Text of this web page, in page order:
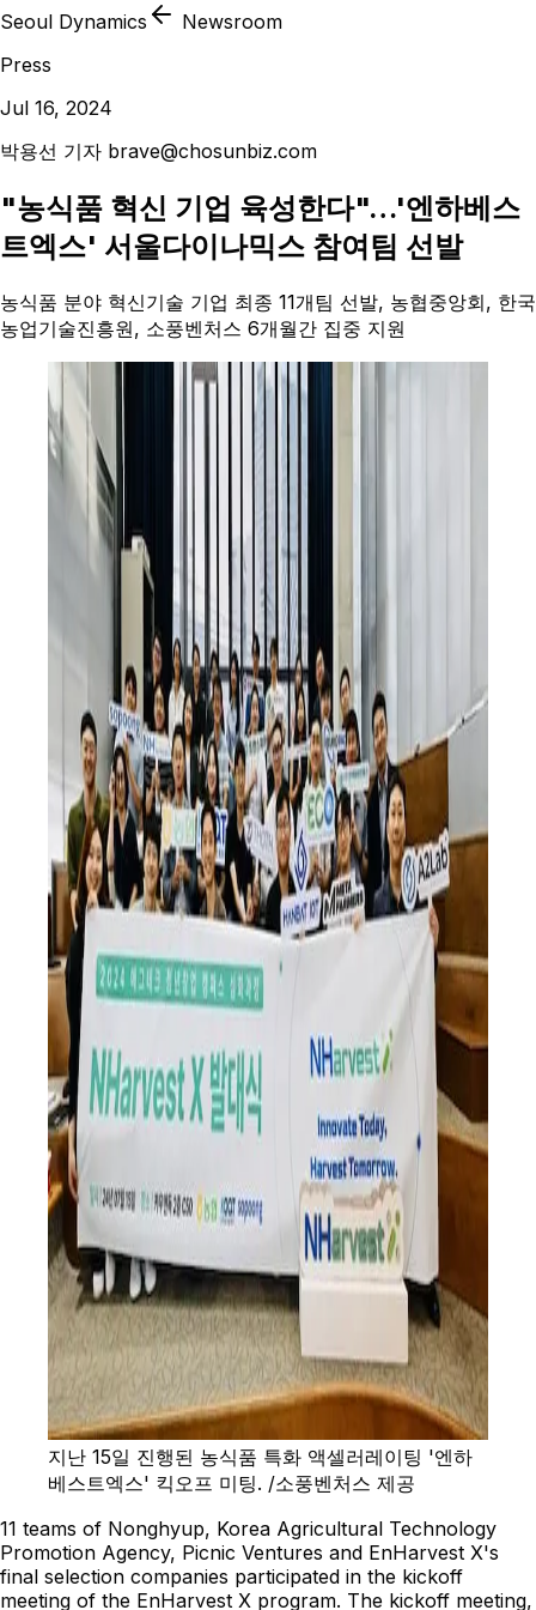
Seoul Dynamics
Newsroom
Press
Jul 16, 2024
박용선 기자 brave@chosunbiz.com
"농식품 혁신 기업 육성한다"…'엔하베스
트엑스' 서울다이나믹스 참여팀 선발
농식품 분야 혁신기술 기업 최종 11개팀 선발, 농협중앙회, 한국
농업기술진흥원, 소풍벤처스 6개월간 집중 지원
지난 15일 진행된 농식품 특화 액셀러레이팅 '엔하
베스트엑스' 킥오프 미팅. /소풍벤처스 제공
11 teams of Nonghyup, Korea Agricultural Technology
Promotion Agency, Picnic Ventures and EnHarvest X's
final selection companies participated in the kickoff
meeting of the EnHarvest X program. The kickoff meeting,